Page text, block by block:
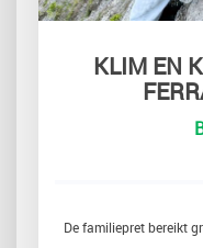
KLIM EN
De familiepret bereikt